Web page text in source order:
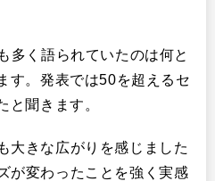
多く語られていたのは何と
す。発表では50を超えるセ
と聞きます。
大きな広がりを感じました
が変わったことを強く実感